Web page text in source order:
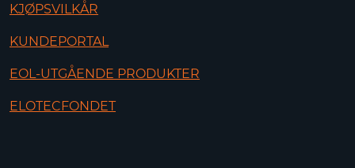
KJØPSVILKÅR
KUNDEPORTAL
EOL-UTGÅENDE PRODUKTER
ELOTECFONDET